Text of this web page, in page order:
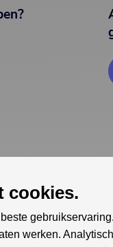
cookies.
werken.